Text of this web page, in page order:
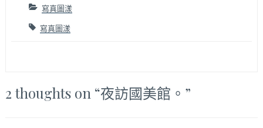
寫真圖漾
寫真圖漾
2 thoughts on “夜訪國美館。 ”